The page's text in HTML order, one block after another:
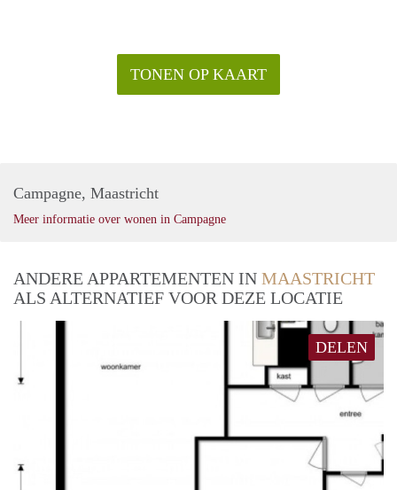
TONEN OP KAART
Campagne, Maastricht
Meer informatie over wonen in Campagne
ANDERE APPARTEMENTEN IN MAASTRICHT
ALS ALTERNATIEF VOOR DEZE LOCATIE
DELEN